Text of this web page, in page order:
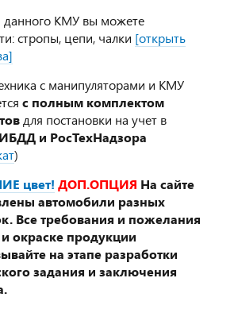
данного КМУ вы можете
стропы, цепи, чалки [открыть
с манипуляторами и КМУ
с полным комплектом
для постановки на учет в
и РосТехНадзора
)
цвет! ДОП.ОПЦИЯ На сайте
автомобили разных
Все требования и пожелания
окраске продукции
на этапе разработки
задания и заключения